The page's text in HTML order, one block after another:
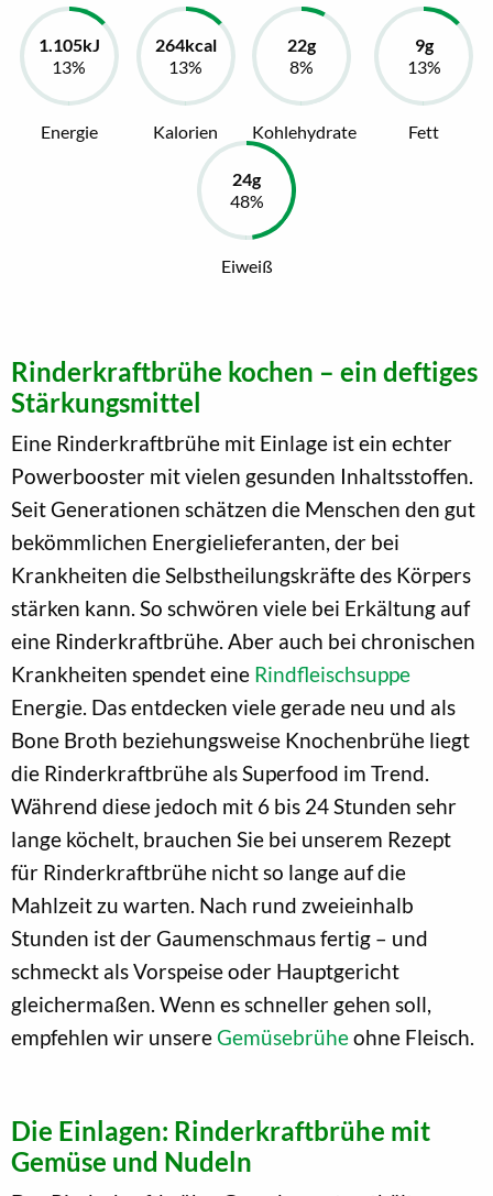
Energie Kalorien Kohlehydrate Fett
Eiweiß
Rinderkraftbrühe kochen – ein deftiges
Stärkungsmittel
Eine Rinderkraftbrühe mit Einlage ist ein echter
Powerbooster mit vielen gesunden Inhaltsstoffen.
Seit Generationen schätzen die Menschen den gut
bekömmlichen Energielieferanten, der bei
Krankheiten die Selbstheilungskräfte des Körpers
stärken kann. So schwören viele bei Erkältung auf
eine Rinderkraftbrühe. Aber auch bei chronischen
Krankheiten spendet eine Rindfleischsuppe
Energie. Das entdecken viele gerade neu und als
Bone Broth beziehungsweise Knochenbrühe liegt
die Rinderkraftbrühe als Superfood im Trend.
Während diese jedoch mit 6 bis 24 Stunden sehr
lange köchelt, brauchen Sie bei unserem Rezept
für Rinderkraftbrühe nicht so lange auf die
Mahlzeit zu warten. Nach rund zweieinhalb
Stunden ist der Gaumenschmaus fertig – und
schmeckt als Vorspeise oder Hauptgericht
gleichermaßen. Wenn es schneller gehen soll,
empfehlen wir unsereGemüsebrüheohne Fleisch.
Die Einlagen: Rinderkraftbrühe mit
Gemüse und Nudeln